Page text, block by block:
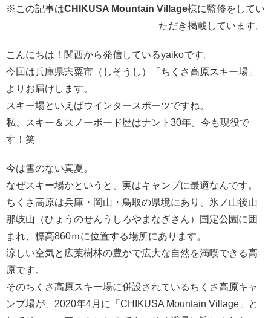
※この記事はCHIKUSA Mountain Village様に監修をしてい
ただき掲載しています。
こんにちは！関西から発信しているyaikoです。
今回は兵庫県宍粟市（しそうし）「ちくさ高原スキー場」
よりお届けします。
スキー場といえばウインタースポーツですね。
私、スキー＆スノーボード歴はナント30年。今も現役で
す！笑
今は雪のない真夏。
なぜスキー場かというと、実はキャンプに最適なんです。
ちくさ高原は兵庫・岡山・鳥取の県境にあり、氷ノ山後山
那岐山（ひょうのせんうしろやまなぎさん）国定公園に囲
まれ、標高860ｍに位置する場所にあります。
涼しい空気と広葉樹林の豊かで広大な自然を満喫できる高
原です。
そのちくさ高原スキー場に併設されているちくさ高原キャ
ンプ場が、2020年4月に「CHIKUSA Mountain Village」と